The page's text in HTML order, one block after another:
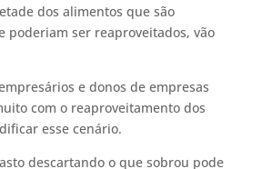
dos alimentos que são
poderiam ser reaproveitados, vão
e donos de empresas
com o reaproveitamento dos
esse cenário.
descartando o que sobrou pode